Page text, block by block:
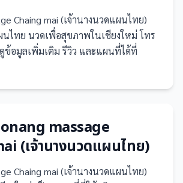
Chaing mai (เจ้านางนวดแผนไทย)
ไทย นวดเพื่อสุขภาพในเชียงใหม่ โทร
ข้อมูลเพิ่มเติม รีวิว และแผนที่ได้ที่
massage
(เจ้านางนวดแผนไทย)
Chaing mai (เจ้านางนวดแผนไทย)